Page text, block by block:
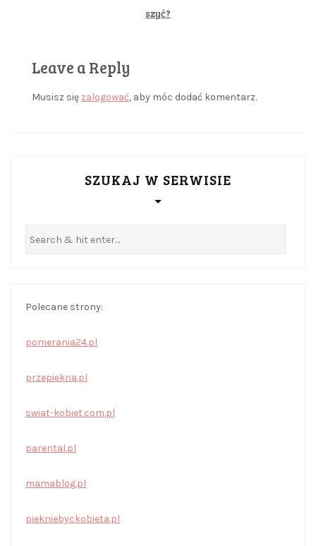
szyć?
Leave a Reply
Musisz się zalogować, aby móc dodać komentarz.
SZUKAJ W SERWISIE
Polecane strony:
pomerania24.pl
przepiekna.pl
swiat-kobiet.com.pl
parental.pl
mamablog.pl
piekniebyckobieta.pl